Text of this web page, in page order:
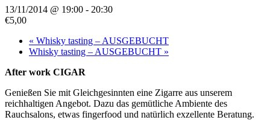
13/11/2014 @ 19:00 - 20:30
€5,00
« Whisky tasting – AUSGEBUCHT
Whisky tasting – AUSGEBUCHT »
After work CIGAR
Genießen Sie mit Gleichgesinnten eine Zigarre aus unserem
reichhaltigen Angebot. Dazu das gemütliche Ambiente des
Rauchsalons, etwas fingerfood und natürlich exzellente Beratung.